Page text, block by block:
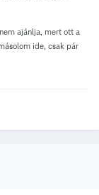
ajánlja, mert ott a
ide, csak pár